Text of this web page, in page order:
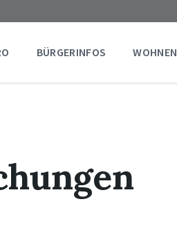
BÜRGERINFOS WOHNEN